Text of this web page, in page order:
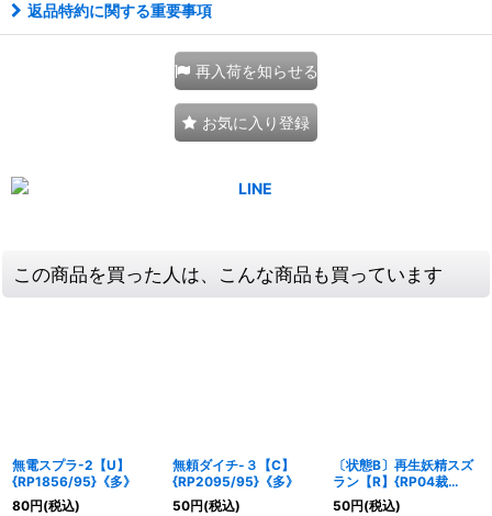
返品特約に関する重要事項
再入荷を知らせる
お気に入り登録
この商品を買った人は、こんな商品も買っています
無電スプラ-2【U】
{RP1856/95}《多》
80円(税込)
無頼ダイチ-３【C】
{RP2095/95}《多》
50円(税込)
〔状態B〕再生妖精スズ
ラン【R】{RP04裁
28/93}《自然》
50円(税込)